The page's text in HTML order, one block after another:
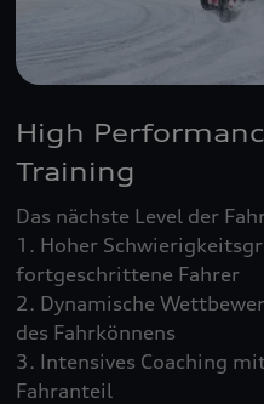
High
Training
Das nächste Level der
1. Hoher
fortgeschrittene Fahrer
2. Dynamische
des Fahrkönnens
3. Intensives Coaching
Fahranteil